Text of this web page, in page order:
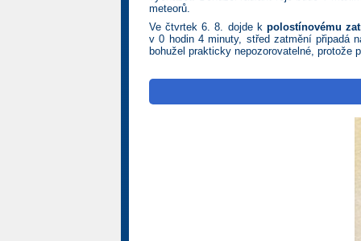
meteorů.
Ve čtvrtek 6. 8. dojde k polostínovému
v 0 hodin 4 minuty, střed zatmění připadá
bohužel prakticky nepozorovatelné, protože